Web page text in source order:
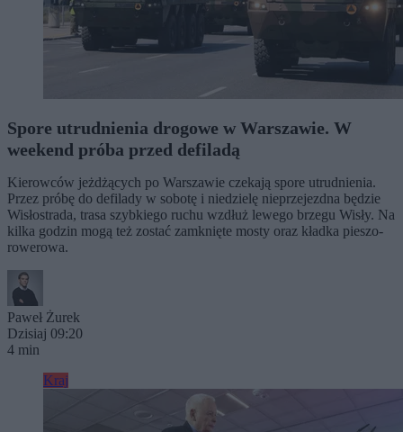
Spore utrudnienia drogowe w Warszawie. W
weekend próba przed defiladą
Kierowców jeżdżących po Warszawie czekają spore utrudnienia.
Przez próbę do defilady w sobotę i niedzielę nieprzejezdna będzie
Wisłostrada, trasa szybkiego ruchu wzdłuż lewego brzegu Wisły. Na
kilka godzin mogą też zostać zamknięte mosty oraz kładka pieszo-
rowerowa.
Paweł Żurek
Dzisiaj 09:20
4 min
Kraj